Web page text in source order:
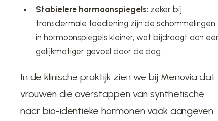
Stabielere hormoonspiegels: zeker bij
transdermale toediening zijn de schommelingen
in hormoonspiegels kleiner, wat bijdraagt aan
gelijkmatiger gevoel door de dag.
In de klinische praktijk zien we bij Menovia dat
vrouwen die overstappen van synthetische
naar bio-identieke hormonen vaak aangeven